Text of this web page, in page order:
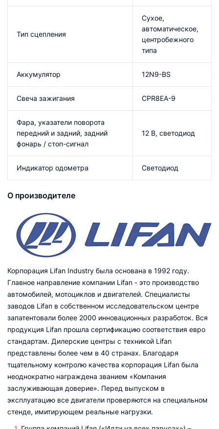
Тип сцепления
Сухое,
автоматическое,
центробежного
типа
Аккумулятор 12N9-BS
Свеча зажигания CPR8EA-9
Фара, указатели поворота
передний и задний, задний
фонарь / стоп-сигнал
12 В, светодиод
Индикатор одометра Светодиод
О производителе
Корпорация Lifan Industry была основана в 1992 году.
Главное направление компании Lifan - это производство
автомобилей, мотоциклов и двигателей. Специалисты
заводов Lifan в собственном исследовательском центре
запатентовали более 2000 инновационных разработок. Вся
продукция Lifan прошла сертификацию соответствия евро
стандартам. Дилерские центры с техникой Lifan
представлены более чем в 40 странах. Благодаря
тщательному контролю качества корпорация Lifan была
неоднократно награждена званием «Компания
заслуживающая доверие». Перед выпуском в
эксплуатацию все двигатели проверяются на специальном
стенде, имитирующем реальные нагрузки.